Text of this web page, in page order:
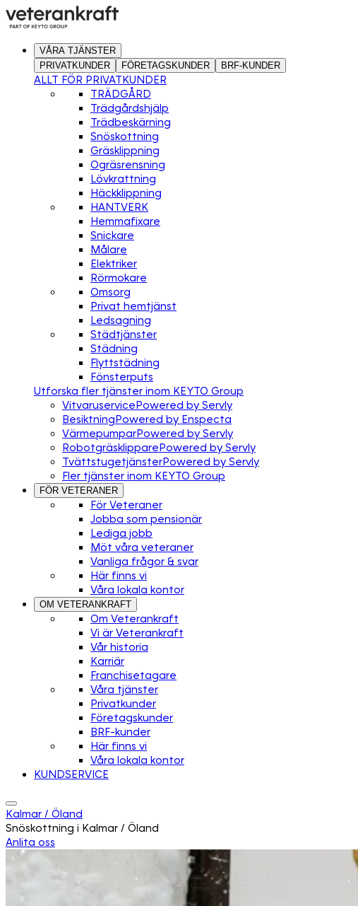
VÅRA TJÄNSTER
PRIVATKUNDER
FÖRETAGSKUNDER BRF-KUNDER
ALLT FÖR PRIVATKUNDER
TRÄDGÅRD
Trädgårdshjälp
Trädbeskärning
Snöskottning
Gräsklippning
Ogräsrensning
Lövkrattning
Häckklippning
HANTVERK
Hemmafixare
Snickare
Målare
Elektriker
Rörmokare
Omsorg
Privat hemtjänst
Ledsagning
Städtjänster
Städning
Flyttstädning
Fönsterputs
Utforska fler tjänster inom KEYTO Group
VitvaruservicePowered by Servly
BesiktningPowered by Enspecta
VärmepumparPowered by Servly
RobotgräsklipparePowered by Servly
TvättstugetjänsterPowered by Servly
Fler tjänster inom KEYTO Group
FÖR VETERANER
För Veteraner
Jobba som pensionär
Lediga jobb
Möt våra veteraner
Vanliga frågor & svar
Här finns vi
Våra lokala kontor
OM VETERANKRAFT
Om Veterankraft
Vi är Veterankraft
Vår historia
Karriär
Franchisetagare
Våra tjänster
Privatkunder
Företagskunder
BRF-kunder
Här finns vi
Våra lokala kontor
KUNDSERVICE
Kalmar / Öland
Snöskottning i Kalmar / Öland
Anlita oss